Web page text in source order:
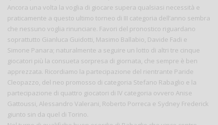
Ancora una volta la voglia di giocare supera qualsiasi necessità e
praticamente a questo ultimo torneo di III categoria dell’anno sembra
che nessuno voglia rinunciare. Favori del pronostico riguardano
soprattutto Gianluca Guidotti, Masimo Ballabio, Davide Fadi e
Simone Panara; naturalmente a seguire un lotto di altri tre cinque
giocatori più la consueta sorpresa di giornata, che sempre è ben
apprezzata. Ricordiamo la partecipazione del rientrante Paride
Cleopazzo, del neo promosso di categoria Stefano Rabaglio e la
partecipazione di quattro giocatori di IV categoria ovvero Anise
Gattoussi, Alessandro Valerani, Roberto Porreca e Sydney Frederick
giunto sin da quel di Torino.